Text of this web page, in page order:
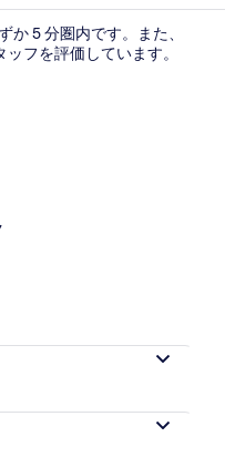
5 分圏内です。また、
フを評価しています。